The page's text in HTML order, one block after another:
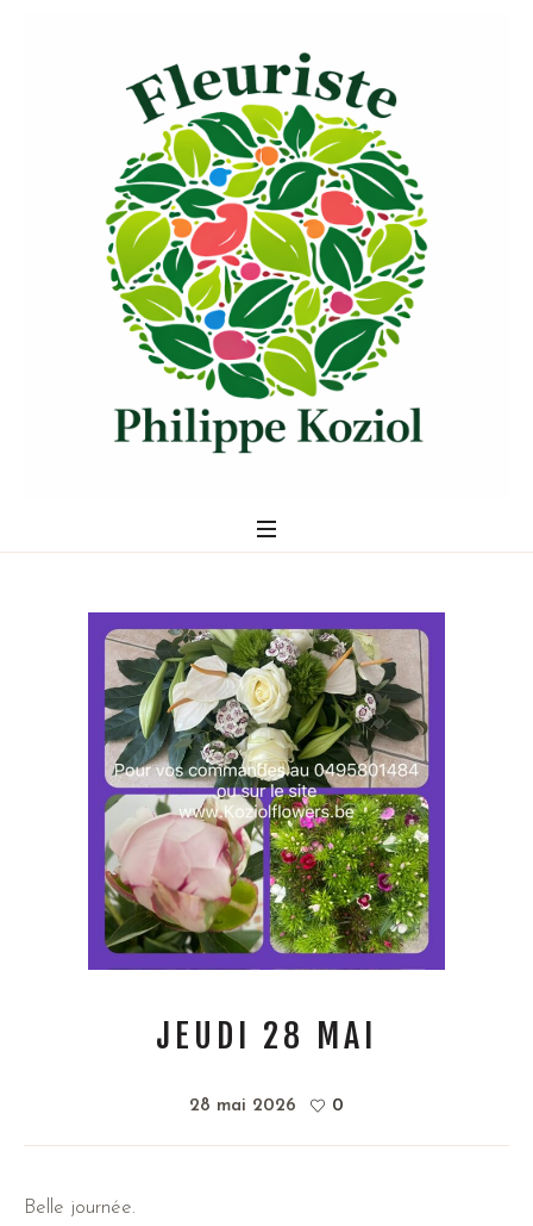
JEUDI 28 MAI
28 mai 2026 0
Belle journée.